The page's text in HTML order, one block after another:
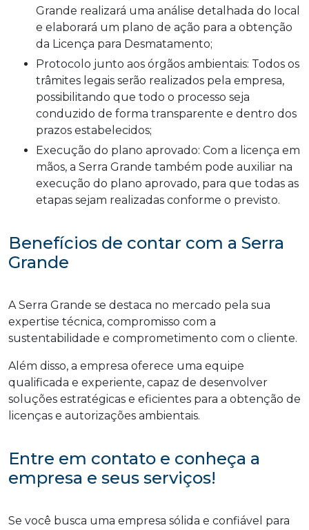
Grande realizará uma análise detalhada do local
e elaborará um plano de ação para a obtenção
da Licença para Desmatamento;
Protocolo junto aos órgãos ambientais: Todos os
trâmites legais serão realizados pela empresa,
possibilitando que todo o processo seja
conduzido de forma transparente e dentro dos
prazos estabelecidos;
Execução do plano aprovado: Com a licença em
mãos, a Serra Grande também pode auxiliar na
execução do plano aprovado, para que todas as
etapas sejam realizadas conforme o previsto.
Benefícios de contar com a Serra
Grande
A Serra Grande se destaca no mercado pela sua
expertise técnica, compromisso com a
sustentabilidade e comprometimento com o cliente.
Além disso, a empresa oferece uma equipe
qualificada e experiente, capaz de desenvolver
soluções estratégicas e eficientes para a obtenção de
licenças e autorizações ambientais.
Entre em contato e conheça a
empresa e seus serviços!
Se você busca uma empresa sólida e confiável para